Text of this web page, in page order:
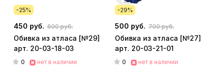
-25%
450 руб. 600 руб.
Обивка из атласа [№29]
арт. 20-03-18-03
0
нет в наличии
-29%
500 руб. 700 руб.
Обивка из атласа [№27]
арт. 20-03-21-01
0
нет в наличии